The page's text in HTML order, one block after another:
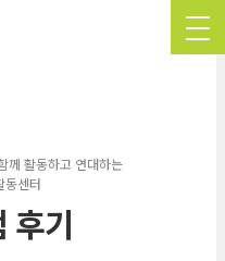
께 활동하고 연대하는
동센터
후기